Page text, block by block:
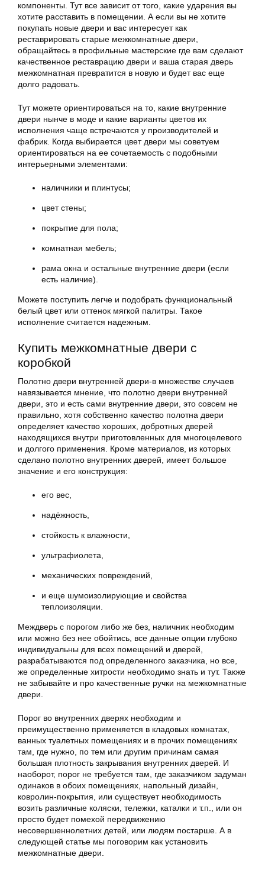
компоненты. Тут все зависит от того, какие ударения вы
хотите расставить в помещении. А если вы не хотите
покупать новые двери и вас интересует как
реставрировать старые межкомнатные двери,
обращайтесь в профильные мастерские где вам сделают
качественное реставрацию двери и ваша старая дверь
межкомнатная превратится в новую и будет вас еще
долго радовать.
Тут можете ориентироваться на то, какие внутренние
двери нынче в моде и какие варианты цветов их
исполнения чаще встречаются у производителей и
фабрик. Когда выбирается цвет двери мы советуем
ориентироваться на ее сочетаемость с подобными
интерьерными элементами:
наличники и плинтусы;
цвет стены;
покрытие для пола;
комнатная мебель;
рама окна и остальные внутренние двери (если
есть наличие).
Можете поступить легче и подобрать функциональный
белый цвет или оттенок мягкой палитры. Такое
исполнение считается надежным.
Купить межкомнатные двери с
коробкой
Полотно двери внутренней двери-в множестве случаев
навязывается мнение, что полотно двери внутренней
двери, это и есть сами внутренние двери, это совсем не
правильно, хотя собственно качество полотна двери
определяет качество хороших, добротных дверей
находящихся внутри приготовленных для многоцелевого
и долгого применения. Кроме материалов, из которых
сделано полотно внутренних дверей, имеет большое
значение и его конструкция:
его вес,
надёжность,
стойкость к влажности,
ультрафиолета,
механических повреждений,
и еще шумоизолирующие и свойства
теплоизоляции.
Междверь с порогом либо же без, наличник необходим
или можно без нее обойтись, все данные опции глубоко
индивидуальны для всех помещений и дверей,
разрабатываются под определенного заказчика, но все,
же определенные хитрости необходимо знать и тут. Также
не забывайте и про качественные ручки на межкомнатные
двери.
Порог во внутренних дверях необходим и
преимущественно применяется в кладовых комнатах,
ванных туалетных помещениях и в прочих помещениях
там, где нужно, по тем или другим причинам самая
большая плотность закрывания внутренних дверей. И
наоборот, порог не требуется там, где заказчиком задуман
одинаков в обоих помещениях, напольный дизайн,
ковролин-покрытия, или существует необходимость
возить различные коляски, тележки, каталки и т.п., или он
просто будет помехой передвижению
несовершеннолетних детей, или людям постарше. А в
следующей статье мы поговорим как установить
межкомнатные двери.